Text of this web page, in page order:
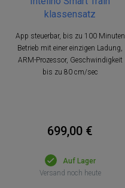
klassensatz
App steuerbar, bis zu 100 Minuten
Betrieb mit einer einzigen Ladung,
ARM-Prozessor, Geschwindigkeit
bis zu 80 cm/sec
699,00 €
Auf Lager
Versand noch heute